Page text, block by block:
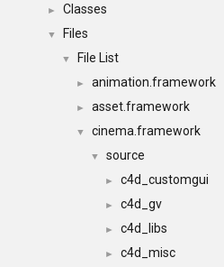
► Classes
▼ Files
▼ File List
► animation.framework
► asset.framework
▼ cinema.framework
▼ source
► c4d_customgui
► c4d_gv
► c4d_libs
► c4d_misc